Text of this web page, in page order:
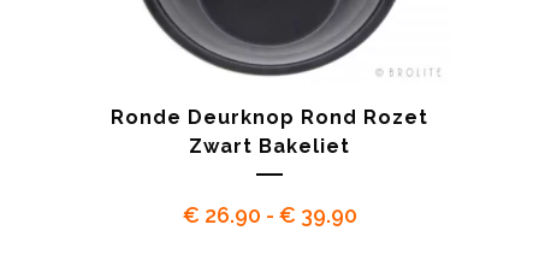
Ronde Deurknop Rond Rozet
Zwart Bakeliet
€ 26.90 - € 39.90Prijsklasse: